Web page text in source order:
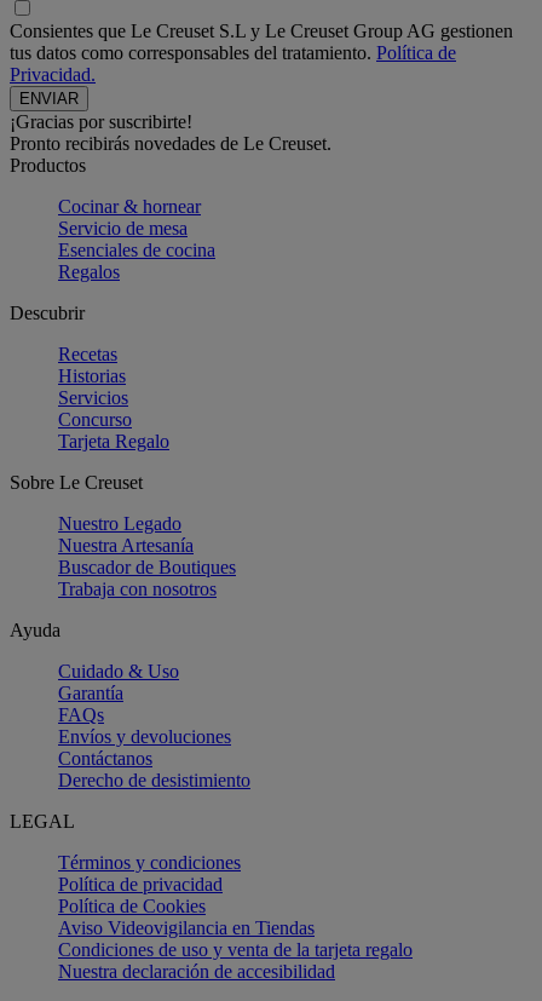
Consientes que Le Creuset S.L y Le Creuset Group AG gestionen
tus datos como corresponsables del tratamiento. Política de
Privacidad.
¡Gracias por suscribirte!
Pronto recibirás novedades de Le Creuset.
Productos
Cocinar & hornear
Servicio de mesa
Esenciales de cocina
Regalos
Descubrir
Recetas
Historias
Servicios
Concurso
Tarjeta Regalo
Sobre Le Creuset
Nuestro Legado
Nuestra Artesanía
Buscador de Boutiques
Trabaja con nosotros
Ayuda
Cuidado & Uso
Garantía
FAQs
Envíos y devoluciones
Contáctanos
Derecho de desistimiento
LEGAL
Términos y condiciones
Política de privacidad
Política de Cookies
Aviso Videovigilancia en Tiendas
Condiciones de uso y venta de la tarjeta regalo
Nuestra declaración de accesibilidad